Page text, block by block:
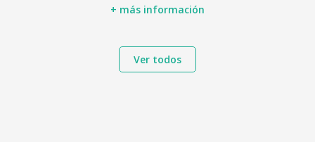
+ más información
Ver todos